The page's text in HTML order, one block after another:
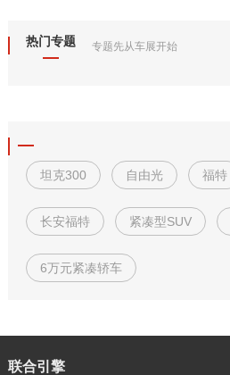
热门专题 专题先从车展开始
坦克300 自由光 福特
长安福特 紧凑型SUV
6万元紧凑轿车
联合引擎